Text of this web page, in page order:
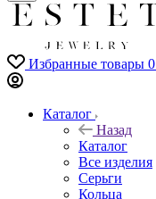
Избранные товары 0
Каталог
Назад
Каталог
Все изделия
Серьги
Кольца